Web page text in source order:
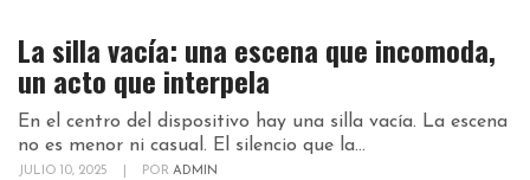
La silla vacía: una escena que incomoda,
un acto que interpela
En el centro del dispositivo hay una silla vacía. La escena
no es menor ni casual. El silencio que la...
JULIO 10, 2025 POR ADMIN